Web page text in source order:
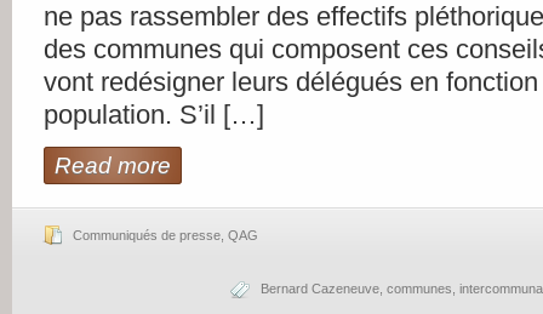
ne pas rassembler des effectifs
des communes qui composent ces
vont redésigner leurs délégués en
population. S’il […]
Read more
Communiqués de presse QAG
Bernard Cazeneuve communes